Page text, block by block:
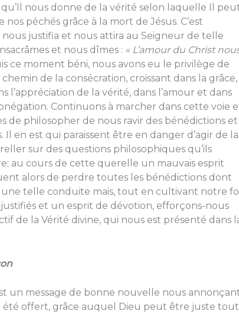
nous donne de la vérité selon laquelle Il
péchés grâce à la mort de Jésus. C’est
nous justifia et nous attira au Seigneur de telle
et nous dîmes : « L’amour du Christ
ce moment béni, nous avons eu le privilège de
de la consécration, croissant dans la grâce,
l’appréciation de la vérité, dans l’amour et dans
Continuons à marcher dans cette voie
de philosopher de nous ravir des bénédictions et
Il en est qui paraissent être en danger d’agir de la
sur des questions philosophiques qu’ils
au cours de cette querelle un mauvais esprit
alors de perdre toutes les bénédictions dont
une telle conduite mais, tout en cultivant notre
et un esprit de dévotion, efforçons-nous
de la Vérité divine, qui nous est présenté dans
un message de bonne nouvelle nous
été offert, grâce auquel Dieu peut être juste tout